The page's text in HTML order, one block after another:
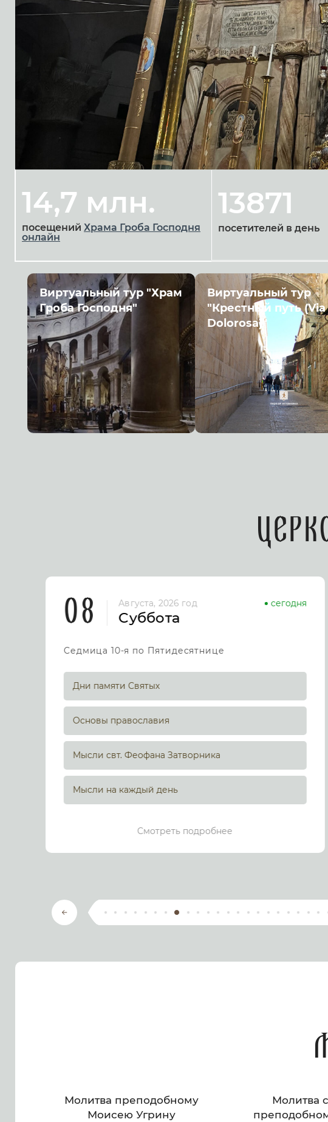
14,7 млн.
посещений Храма Гроба Господня
онлайн
13871
посетителей в день
Виртуальный тур "Храм
Гроба Господня"
Виртуальный тур
"Крестный путь (Via
Dolorosa)"
08
Августа, 2026 год
Суббота
сегодня
Седмица 10-я по Пятидесятнице
Дни памяти Святых
Основы православия
Мысли свт. Феофана Затворника
Мысли на каждый день
Смотреть подробнее
Молитва преподобному
Моисею Угрину
Молитва